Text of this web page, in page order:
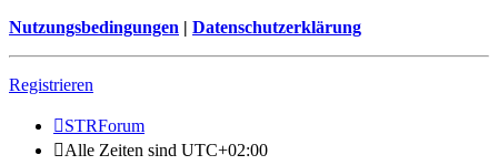
Nutzungsbedingungen | Datenschutzerklärung
Registrieren
STRForum
Alle Zeiten sind UTC+02:00